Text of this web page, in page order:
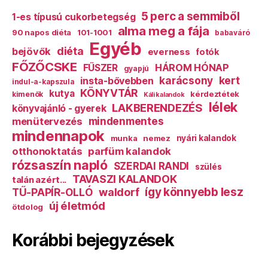
1-es típusú cukorbetegség 5 perc a semmiből
90 napos diéta 101-1001 alma meg a fája babaváró
bejövők diéta Egyéb everness fotók
FŐZŐCSKE FŰSZER gyapjú HÁROM HÓNAP
indul-a-kapszula insta-bővebben karácsony kert
kimenők kutya KÖNYVTÁR Káli kalandok kérdeztétek
könyvajánló - gyerek LAKBERENDEZÉS lélek
menütervezés mindenmentes
mindennapok munka nemez nyári kalandok
otthonoktatás parfüm kalandok
rózsaszín napló SZERDAI RANDI szülés
talán azért...
TAVASZI KALANDOK
TŰ-PAPÍR-OLLÓ waldorf így könnyebb lesz
ötdolog új életmód
Korábbi bejegyzések